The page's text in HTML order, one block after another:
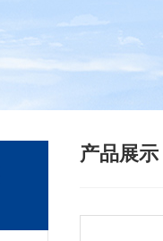
产品展示